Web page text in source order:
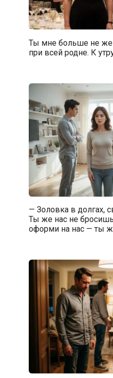
Ты мне больше не
при всей родне. К
— Золовка в долгах,
Ты же нас не
оформи на нас — ты